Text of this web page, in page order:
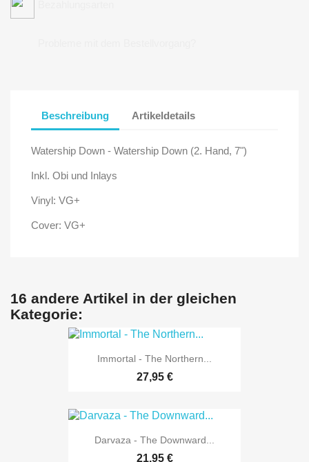
Beschreibung Artikeldetails
Watership Down - Watership Down (2. Hand, 7")
Inkl. Obi und Inlays
Vinyl: VG+
Cover: VG+
16 andere Artikel in der gleichen
Kategorie:
Immortal - The Northern...
27,95 €
Darvaza - The Downward...
21,95 €